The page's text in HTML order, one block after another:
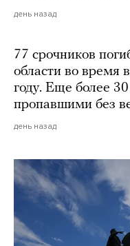
день назад
77 срочников
области во время
году. Еще более
пропавшими без
день назад